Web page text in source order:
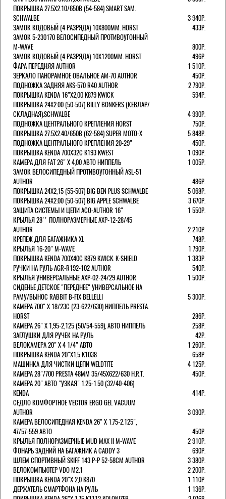
ПОКРЫШКА 27.5X2.10/650B (54-584) SMART SAM.
SCHWALBE
3 940Р.
ЗАМОК КОДОВЫЙ (4 РАЗРЯДА) 10Х800ММ. HORST
433Р.
ЗАМОК 5-230170 ВЕЛОСИПЕДНЫЙ ПРОТИВОУГОННЫЙ
M-WAVE
800Р.
ЗАМОК КОДОВЫЙ (4 РАЗРЯДА) 10Х1200ММ. HORST
496Р.
ФАРА ПЕРЕДНЯЯ AUTHOR
1 510Р.
ЗЕРКАЛО ПАНОРАМНОЕ ОВАЛЬНОЕ AM-70 AUTHOR
450Р.
ПОДНОЖКА ЗАДНЯЯ AKS-570 R40 AUTHOR
2 790Р.
ПОКРЫШКА KENDA 16"Х2,00 K879 KWICK
594Р.
ПОКРЫШКА 24X2.00 (50-507) BILLY BONKERS (КЕВЛАР/
СКЛАДНАЯ).SCHWALBE
4 990Р.
ПОДНОЖКА ЦЕНТРАЛЬНОГО КРЕПЛЕНИЯ HORST
750Р.
ПОКРЫШКА 27.5X2.40/650B (62-584) SUPER MOTO-X
5 848Р.
ПОДНОЖКА ЦЕНТРАЛЬНОГО КРЕПЛЕНИЯ 20-29"
450Р.
ПОКРЫШКА KENDA 700Х32С K193 KWEST
1 090Р.
КАМЕРА ДЛЯ FAT 26" X 4,00 АВТО НИППЕЛЬ
1 005Р.
ЗАМОК ВЕЛОСИПЕДНЫЙ ПРОТИВОУГОННЫЙ ASL-51
AUTHOR
486Р.
ПОКРЫШКА 24X2,15 (55-507) BIG BEN PLUS SCHWALBE
5 068Р.
ПОКРЫШКА 24X2.00 (50-507) BIG APPLE SCHWALBE
3 670Р.
ЗАЩИТА СИСТЕМЫ И ЦЕПИ ACO-AUTHOR 16"
1 550Р.
КРЫЛЬЯ 28'' ПОЛНОРАЗМЕРНЫЕ AXP-12-28/45
AUTHOR
2 210Р.
КРЕПЕЖ ДЛЯ БАГАЖНИКА XL
748Р.
КРЫЛЬЯ 16-20" M-WAVE
1 790Р.
ПОКРЫШКА KENDA 700Х40С K879 KWICK. K-SHIELD
1 383Р.
РУЧКИ НА РУЛЬ AGR-R192-102 AUTHOR
540Р.
КРЫЛЬЯ УНИВЕРСАЛЬНЫЕ AXP-02-24/29 AUTHOR
1 500Р.
СИДЕНЬЕ ДЕТСКОЕ "ПЕРЕДНЕЕ" УНИВЕРСАЛЬНОЕ НА
РАМУ/ВЫНОС RABBIT B-FIX BELLELLI
5 300Р.
КАМЕРА 700" Х 18/23C (23-622/630) НИППЕЛЬ PRESTA.
HORST
286Р.
КАМЕРА 26" X 1,95-2,125 (50/54-559), АВТО НИППЕЛЬ
258Р.
ЗАГЛУШКИ ДЛЯ РУЧЕК НА РУЛЬ
42Р.
ВЕЛОКАМЕРА 20" Х 4 1/4" АВТО
1 260Р.
ПОКРЫШКА KENDA 20"Х1,5 K1038
658Р.
МАШИНКА ДЛЯ ЧИСТКИ ЦЕПИ WELDTITE
4 125Р.
КАМЕРА 28"/700 PRESTA 48ММ 35/45Х622/630 H.R.T.
450Р.
КАМЕРА 20" АВТО "УЗКАЯ" 1.25-1.50 (32/40-406)
KENDA
414Р.
СЕДЛО КОМФОРТНОЕ VECTOR ERGO GEL VACUUM
AUTHOR
3 090Р.
КАМЕРА ВЕЛОСИПЕДНАЯ KENDA 26" Х 1.75-2.125",
47/57-559 АВТО
450Р.
КРЫЛЬЯ ПОЛНОРАЗМЕРНЫЕ MUD MAX II M-WAVE
2 910Р.
ФОНАРЬ ЗАДНИЙ НА БАГАЖНИК A CADDY 3
690Р.
ШЛЕМ СПОРТИВНЫЙ SKIFF 143 Р-Р 52-58СМ AUTHOR
3 380Р.
ВЕЛОКОМПЬЮТЕР VDO M2.1
2 200Р.
ПОКРЫШКА KENDA 20"Х 2,0 K870
1 110Р.
ДЕРЖАТЕЛЬ СМАРТФОНА НА РУЛЬ
1 136Р.